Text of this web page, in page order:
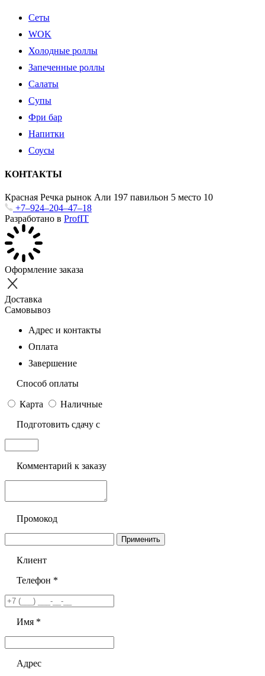
Cеты
WOK
Холодные роллы
Запеченные роллы
Салаты
Супы
Фри бар
Напитки
Соусы
КОНТАКТЫ
Красная Речка рынок Али 197 павильон 5 место 10
+7‒924‒204‒47‒18
Разработано в ProfIT
Оформление заказа
Доставка
Самовывоз
Адрес и контакты
Оплата
Завершение
Способ оплаты
Карта
Наличные
Подготовить сдачу с
Комментарий к заказу
Промокод
Применить
Клиент
Телефон *
Имя *
Адрес